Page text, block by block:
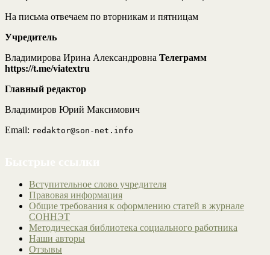
На письма отвечаем по вторникам и пятницам
Учредитель
Владимирова Ирина Александровна Телеграмм
https://t.me/viatextru
Главный редактор
Владимиров Юрий Максимович
Email: redaktor@son-net.info
Вступительное слово учредителя
Правовая информация
Общие требования к оформлению статей в журнале
СОННЭТ
Методическая библиотека социального работника
Наши авторы
Отзывы